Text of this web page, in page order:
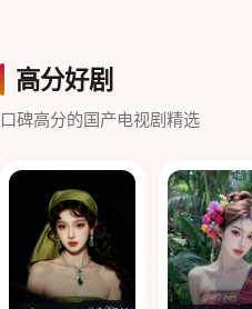
高分好剧
口碑高分的国产电视剧精选